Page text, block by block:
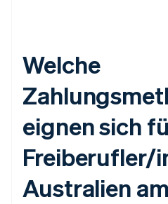
Welche
eignen sich
Freiberufler/
Australien